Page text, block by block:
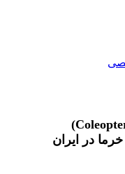
الگوی پراکنش سخت بال‌پوشان (Coleoptera)
در ایران